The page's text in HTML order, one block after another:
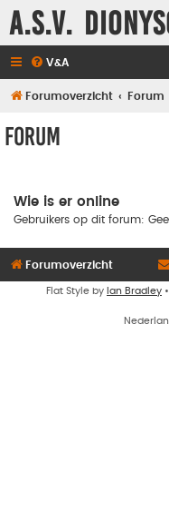
A.S.V.
V&A
Forumoverzicht Forum
Forum
Wie is er online
Gebruikers op dit forum:
Forumoverzicht
Flat Style by Ian Bradley